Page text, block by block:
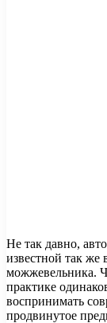
Не так давно,
известной так же
можжевельника.
практике
воспринимать
продвинутое